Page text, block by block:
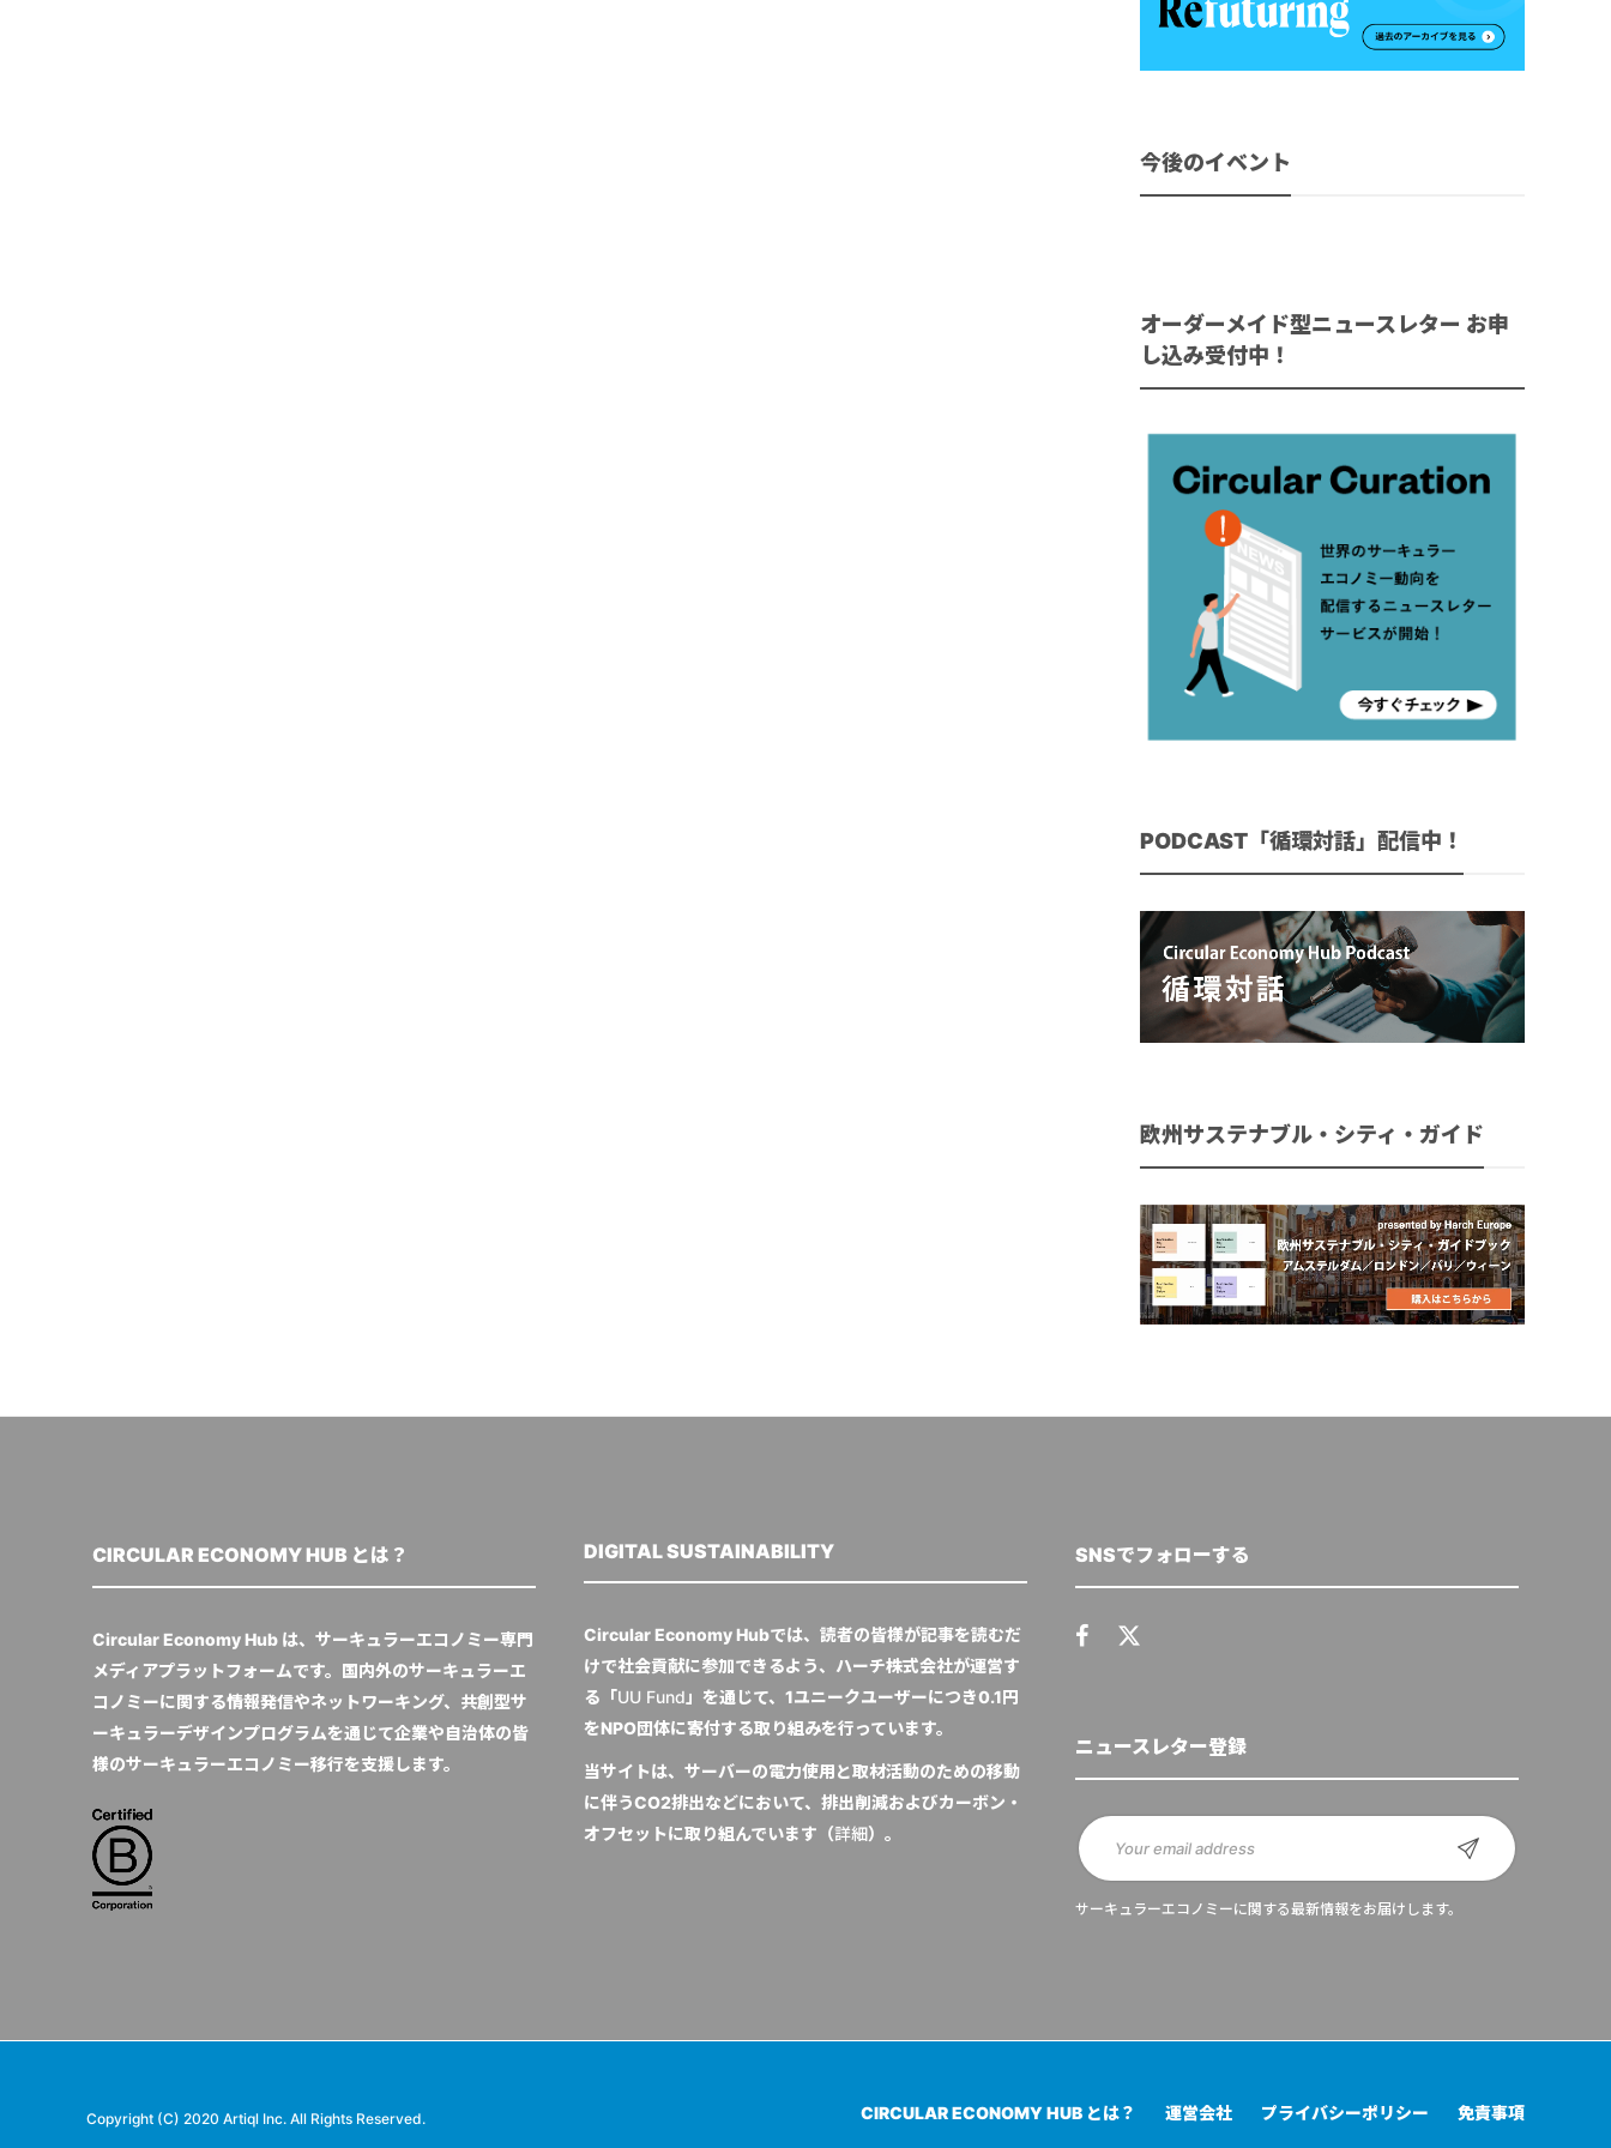
今後のイベント
オーダーメイド型ニュースレター お申
し込み受付中！
PODCAST「循環対話」配信中！
欧州サステナブル・シティ・ガイド
CIRCULAR ECONOMY HUB とは？
Circular Economy Hub は、サーキュラーエコノミー専門
メディアプラットフォームです。国内外のサーキュラーエ
コノミーに関する情報発信やネットワーキング、共創型サ
ーキュラーデザインプログラムを通じて企業や自治体の皆
様のサーキュラーエコノミー移行を支援します。
DIGITAL SUSTAINABILITY
Circular Economy Hubでは、読者の皆様が記事を読むだ
けで社会貢献に参加できるよう、ハーチ株式会社が運営す
る「UU Fund」を通じて、1ユニークユーザーにつき0.1円
をNPO団体に寄付する取り組みを行っています。
当サイトは、サーバーの電力使用と取材活動のための移動
に伴うCO2排出などにおいて、排出削減およびカーボン・
オフセットに取り組んでいます（詳細）。
SNSでフォローする
ニュースレター登録
サーキュラーエコノミーに関する最新情報をお届けします。
Copyright (C) 2020 Artiql Inc. All Rights Reserved. CIRCULAR ECONOMY HUB とは？ 運営会社 プライバシーポリシー 免責事項